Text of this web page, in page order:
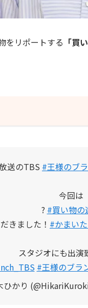
をリポートする 「買
送のTBS #王様のブ
今回は
?️ #買い物の
きました！ #かまい
スタジオにも出演
#王様のブラ
ひかり